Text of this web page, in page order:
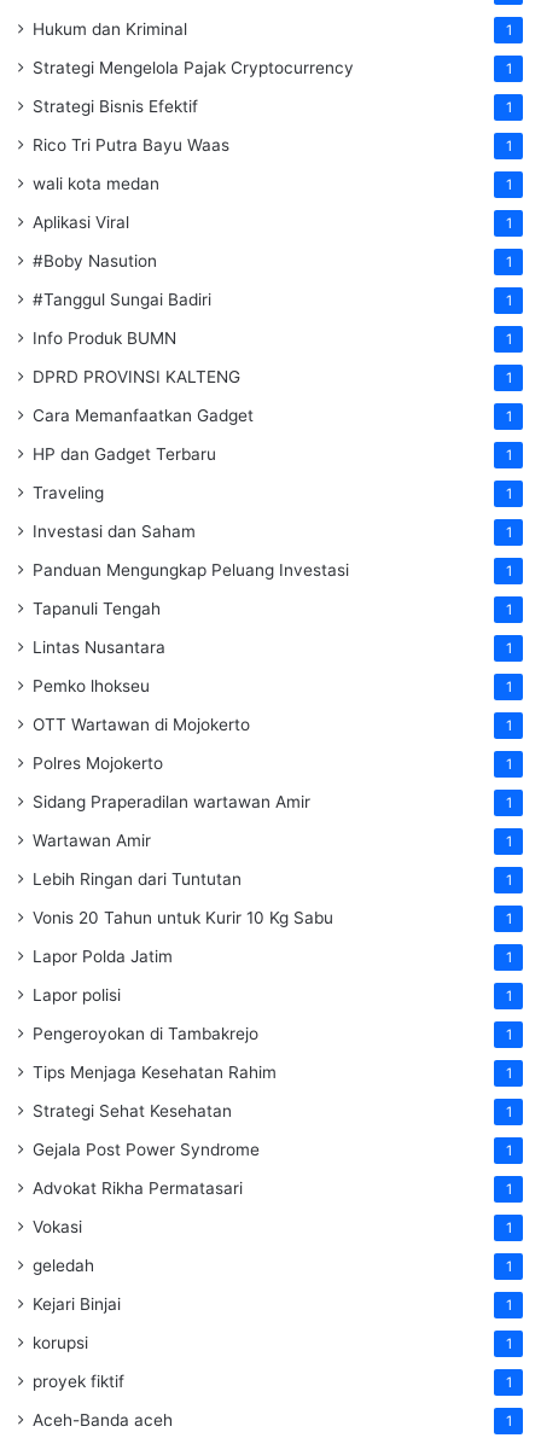
Hukum dan Kriminal 1
Strategi Mengelola Pajak Cryptocurrency 1
Strategi Bisnis Efektif 1
Rico Tri Putra Bayu Waas 1
wali kota medan 1
Aplikasi Viral 1
#Boby Nasution 1
#Tanggul Sungai Badiri 1
Info Produk BUMN 1
DPRD PROVINSI KALTENG 1
Cara Memanfaatkan Gadget 1
HP dan Gadget Terbaru 1
Traveling 1
Investasi dan Saham 1
Panduan Mengungkap Peluang Investasi 1
Tapanuli Tengah 1
Lintas Nusantara 1
Pemko lhokseu 1
OTT Wartawan di Mojokerto 1
Polres Mojokerto 1
Sidang Praperadilan wartawan Amir 1
Wartawan Amir 1
Lebih Ringan dari Tuntutan 1
Vonis 20 Tahun untuk Kurir 10 Kg Sabu 1
Lapor Polda Jatim 1
Lapor polisi 1
Pengeroyokan di Tambakrejo 1
Tips Menjaga Kesehatan Rahim 1
Strategi Sehat Kesehatan 1
Gejala Post Power Syndrome 1
Advokat Rikha Permatasari 1
Vokasi 1
geledah 1
Kejari Binjai 1
korupsi 1
proyek fiktif 1
Aceh-Banda aceh 1